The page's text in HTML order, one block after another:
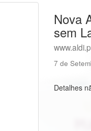
Nova
sem
7 de
Detalhes